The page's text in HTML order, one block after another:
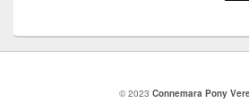
© 2023 Connemara Pony